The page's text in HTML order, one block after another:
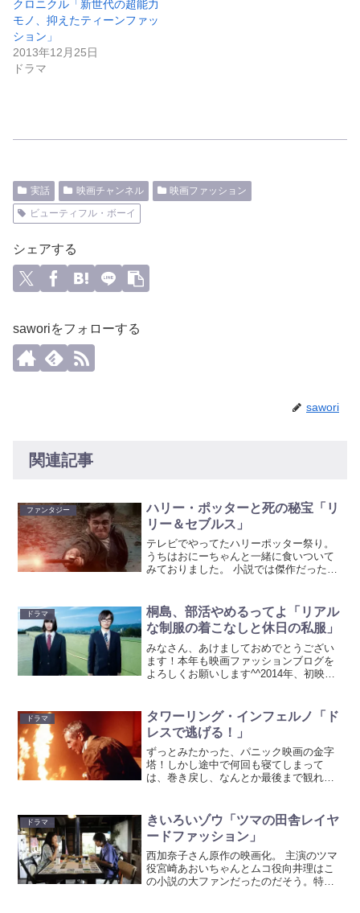
クロニクル「新世代の超能力
モノ、抑えたティーンファッ
ション」
2013年12月25日
ドラマ
実話 映画チャンネル
映画ファッション
ビューティフル・ボーイ
シェアする
saworiをフォローする
sawori
関連記事
ファンタジー
ハリー・ポッターと死の秘宝「リ
リー＆セブルス」
テレビでやってたハリーポッター祭り。
うちはおにーちゃんと一緒に食いついて
みておりました。 小説では傑作だった
し、映画もよかったです^^ でも説明など
が不十分なので結局ど...
ドラマ
桐島、部活やめるってよ「リアル
な制服の着こなしと休日の私服」
みなさん、あけましておめでとうござい
ます！本年も映画ファッションブログを
よろしくお願いします^^2014年、初映
の映画はちょっと気になりますよね。そ
れ、これです。運動も勉...
ドラマ
タワーリング・インフェルノ「ド
レスで逃げる！」
ずっとみたかった、パニック映画の金字
塔！しかし途中で何回も寝てしまって
は、巻き戻し、なんとか最後まで観れ
間模様が描かれてるのだけど、それぞれ
の描写が短いので感情移入する...
ドラマ
きいろいゾウ「ツマの田舎レイヤ
ードファッション」
西加奈子さん原作の映画化。 主演のツマ
役宮崎あおいちゃんとムコ役向井理はこ
の小説の大ファンだったのだそう。特に